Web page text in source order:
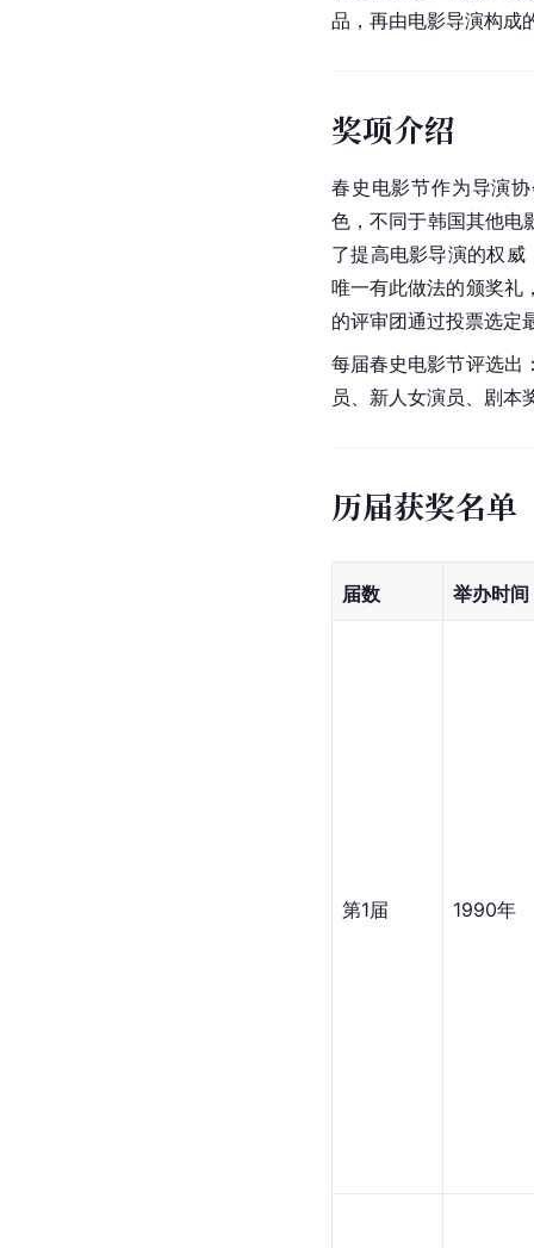
品，再由电影导演构成
奖项介绍
春史电影节作为导演
色，不同于韩国其他电
了提高电影导演的权
唯一有此做法的颁奖礼
的评审团通过投票选定
每届春史电影节评选出
员、新人女演员、剧本
历届获奖名单
届数 举办时间
第1届 1990年